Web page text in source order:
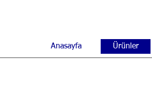
Anasayfa Ürünler